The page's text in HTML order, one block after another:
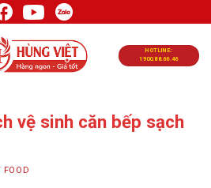
HOTLINE:
1900.88.66.46
vệ sinh căn bếp sạch
FOOD